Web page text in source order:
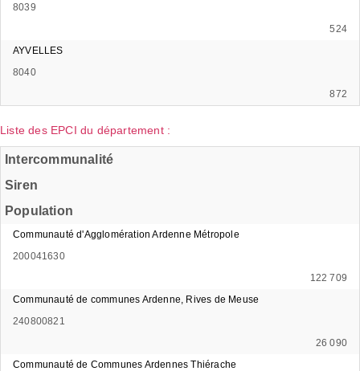
8039
524
AYVELLES
8040
872
Liste des EPCI du département :
Intercommunalité
Siren
Population
Communauté d'Agglomération Ardenne Métropole
200041630
122 709
Communauté de communes Ardenne, Rives de Meuse
240800821
26 090
Communauté de Communes Ardennes Thiérache